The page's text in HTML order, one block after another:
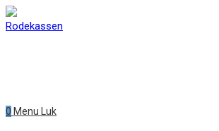
0 Menu Luk